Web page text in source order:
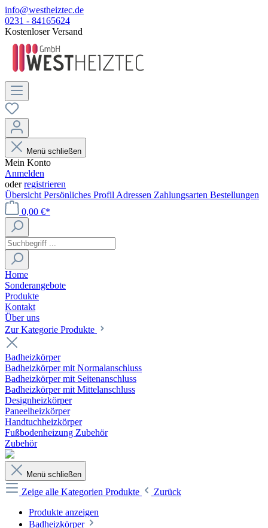
info@westheiztec.de
0231 - 84165624
Kostenloser Versand
Menü schließen
Mein Konto
Anmelden
oderregistrieren
Übersicht Persönliches Profil Adressen Zahlungsarten Bestellungen
0,00 €*
Home
Sonderangebote
Produkte
Kontakt
Über uns
Zur Kategorie Produkte
Badheizkörper
Badheizkörper mit Normalanschluss
Badheizkörper mit Seitenanschluss
Badheizkörper mit Mittelanschluss
Designheizkörper
Paneelheizkörper
Handtuchheizkörper
Fußbodenheizung Zubehör
Zubehör
Menü schließen
Zeige alle Kategorien Produkte
Zurück
Produkte anzeigen
Badheizkörper